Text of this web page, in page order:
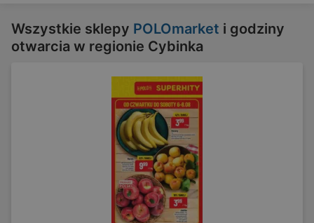
Wszystkie sklepy POLOmarket i godziny
otwarcia w regionie Cybinka